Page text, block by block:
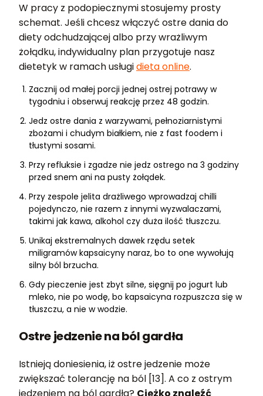
W pracy z podopiecznymi stosujemy prosty
schemat. Jeśli chcesz włączyć ostre dania do
diety odchudzającej albo przy wrażliwym
żołądku, indywidualny plan przygotuje nasz
dietetyk w ramach usługidieta online.
Zacznij od małej porcji jednej ostrej potrawy w
tygodniu i obserwuj reakcję przez 48 godzin.
Jedz ostre dania z warzywami, pełnoziarnistymi
zbożami i chudym białkiem, nie z fast foodem i
tłustymi sosami.
Przy refluksie i zgadze nie jedz ostrego na 3 godziny
przed snem ani na pusty żołądek.
Przy zespole jelita drażliwego wprowadzaj chilli
pojedynczo, nie razem z innymi wyzwalaczami,
takimi jak kawa, alkohol czy duża ilość tłuszczu.
Unikaj ekstremalnych dawek rzędu setek
miligramów kapsaicyny naraz, bo to one wywołują
silny ból brzucha.
Gdy pieczenie jest zbyt silne, sięgnij po jogurt lub
mleko, nie po wodę, bo kapsaicyna rozpuszcza się w
tłuszczu, a nie w wodzie.
Ostre jedzenie na ból gardła
Istnieją doniesienia, iż ostre jedzenie może
zwiększać tolerancję na ból [13]. A co z ostrym
jedzeniem na ból gardła? Ciężko znaleźć